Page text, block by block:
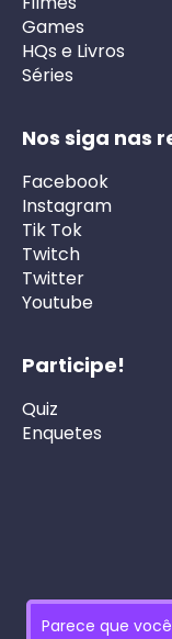
Games
HQs e Livros
Séries
Nos siga nas
Facebook
Instagram
Tik Tok
Twitch
Twitter
Youtube
Participe!
Quiz
Enquetes
Parece que